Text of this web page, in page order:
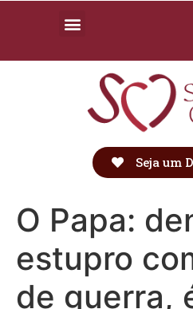
Seja um
O Papa:
estupro
de guerra,